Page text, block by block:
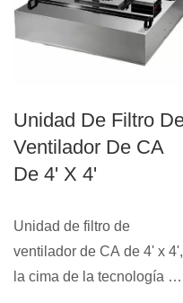
Unidad De Filtro
Ventilador De CA
De 4' X 4'
Unidad de filtro de
ventilador de CA de 4' x 4',
la cima de la tecnología de